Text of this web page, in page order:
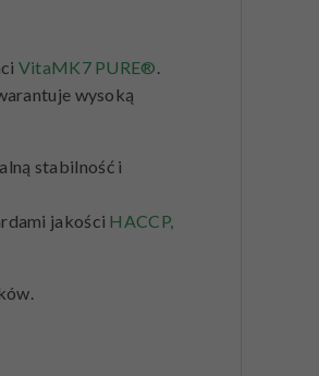
VitaMK7 PURE®.
wysoką
stabilność i
jakości HACCP,